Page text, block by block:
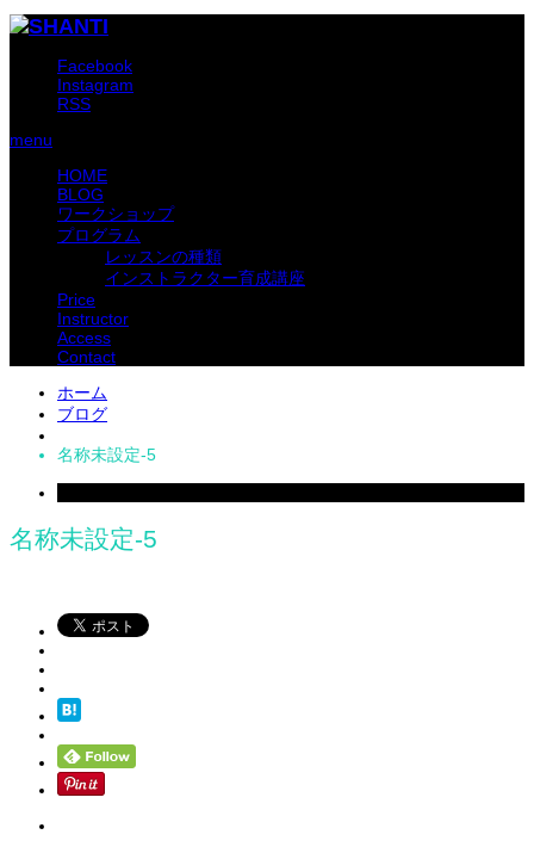
Facebook
Instagram
RSS
menu
HOME
BLOG
ワークショップ
プログラム
レッスンの種類
インストラクター育成講座
Price
Instructor
Access
Contact
ホーム
ブログ
名称未設定-5
名称未設定-5